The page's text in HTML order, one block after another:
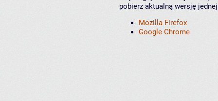
pobierz aktualną wersję
Mozilla Firefox
Google Chrome